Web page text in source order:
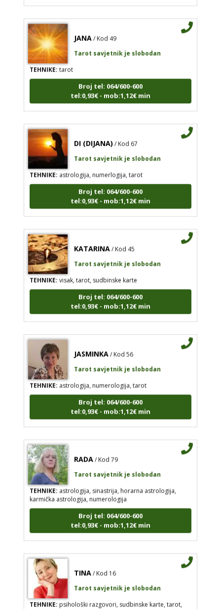
TEHNIKE:tarot
Broj tel: 064/600-600
tel:0,93€ - mob:1,12€ min
TEHNIKE:astrologija, numerlogija, tarot
Broj tel: 064/600-600
tel:0,93€ - mob:1,12€ min
TEHNIKE:visak, tarot, sudbinske karte
Broj tel: 064/600-600
tel:0,93€ - mob:1,12€ min
TEHNIKE:astrologija, numerologija, tarot
Broj tel: 064/600-600
tel:0,93€ - mob:1,12€ min
TEHNIKE:astrologija, sinastrija, horarna astrologija,
karmička astrologija, numerologija
Broj tel: 064/600-600
tel:0,93€ - mob:1,12€ min
TEHNIKE:psihološki razgovori, sudbinske karte, tarot,
tumačenje snova